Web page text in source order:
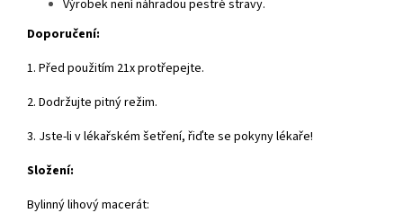
Výrobek není náhradou pestré stravy.
Doporučení:
1. Před použitím 21x protřepejte.
2. Dodržujte pitný režim.
3. Jste-li v lékařském šetření, řiďte se pokyny lékaře!
Složení:
Bylinný lihový macerát: